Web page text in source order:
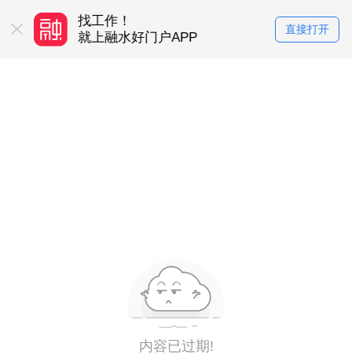
平台
找工作！
就上融水好门户APP
买房卖房！
就上融水好门
直接打开
内容已过期!